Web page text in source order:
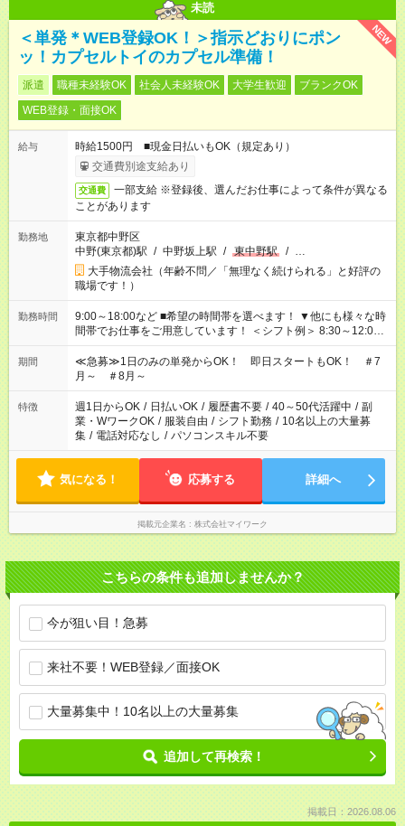
未読
NEW
＜単発＊WEB登録OK！＞指示どおりにポン
ッ！カプセルトイのカプセル準備！
派遣 職種未経験OK 社会人未経験OK 大学生歓迎
ブランクOK
WEB登録・面接OK
給与
時給1500円 ■現金日払いもOK（規定あり）
交通費別途支給あり
交通費
一部支給 ※登録後、選んだお仕事によって条件が異なる
ことがあります
勤務地
東京都中野区
中野(東京都)駅 / 中野坂上駅 / 東中野駅 / …
大手物流会社（年齢不問／「無理なく続けられる」と好評の
職場です！）
勤務時間
9:00～18:00など ■希望の時間帯を選べます！ ▼他にも様々な時
間帯でお仕事をご用意しています！ ＜シフト例＞ 8:30～12:00
17:00～22:00 13:00～22:00 22:00～翌6:00 など
期間
≪急募≫1日のみの単発からOK！ 即日スタートもOK！ ＃7
月～ ＃8月～
特徴 週1日からOK / 日払いOK / 履歴書不要 / 40～50代活躍中 / 副
業・WワークOK / 服装自由 / シフト勤務 / 10名以上の大量募
集 / 電話対応なし / パソコンスキル不要
気になる！ 応募する 詳細へ
掲載元企業名 株式会社マイワーク
こちらの条件も追加しませんか？
今が狙い目！急募
来社不要！WEB登録／面接OK
大量募集中！10名以上の大量募集
追加して再検索！
掲載日：2026.08.06